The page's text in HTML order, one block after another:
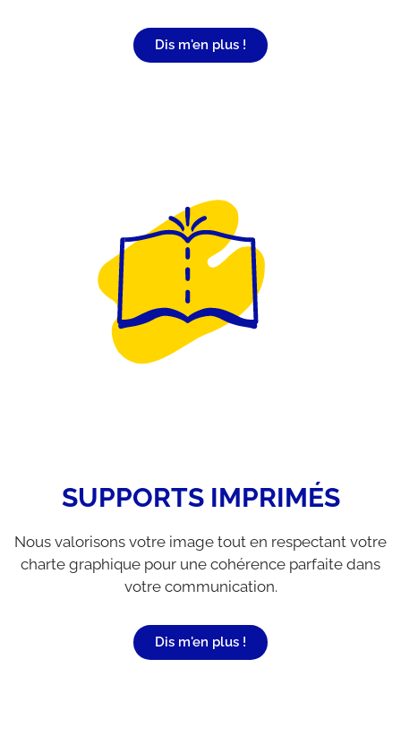
Dis m'en plus !
SUPPORTS IMPRIMÉS
Nous valorisons votre image tout en respectant votre
charte graphique pour une cohérence parfaite dans
votre communication.
Dis m'en plus !